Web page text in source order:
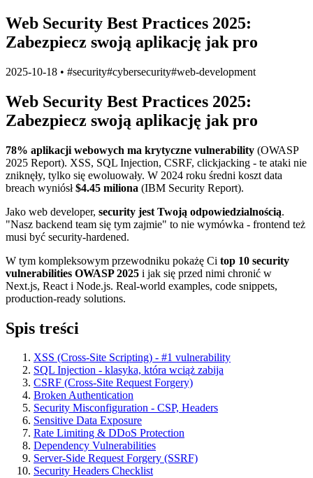
Web Security Best Practices 2025:
Zabezpiecz swoją aplikację jak pro
2025-10-18 • #security#cybersecurity#web-development
Web Security Best Practices 2025:
Zabezpiecz swoją aplikację jak pro
78% aplikacji webowych ma krytyczne vulnerability (OWASP
2025 Report). XSS, SQL Injection, CSRF, clickjacking - te ataki nie
zniknęły, tylko się ewoluowały. W 2024 roku średni koszt data
breach wyniósł$4.45 miliona (IBM Security Report).
Jako web developer, security jest Twoją odpowiedzialnością.
"Nasz backend team się tym zajmie" to nie wymówka - frontend też
musi być security-hardened.
W tym kompleksowym przewodniku pokażę Ci top 10 security
vulnerabilities OWASP 2025 i jak się przed nimi chronić w
Next.js, React i Node.js. Real-world examples, code snippets,
production-ready solutions.
Spis treści
XSS (Cross-Site Scripting) - #1 vulnerability
SQL Injection - klasyka, która wciąż zabija
CSRF (Cross-Site Request Forgery)
Broken Authentication
Security Misconfiguration - CSP, Headers
Sensitive Data Exposure
Rate Limiting & DDoS Protection
Dependency Vulnerabilities
Server-Side Request Forgery (SSRF)
Security Headers Checklist